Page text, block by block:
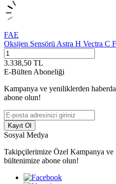
FAE
Oksijen Sensörü Astra H Vectra C
3.338,50 TL
E-Bülten Aboneliği
Kampanya ve yeniliklerden
abone olun!
Kayıt Ol
Sosyal Medya
Takipçilerimize Özel Kampanya ve
bültenimize abone olun!